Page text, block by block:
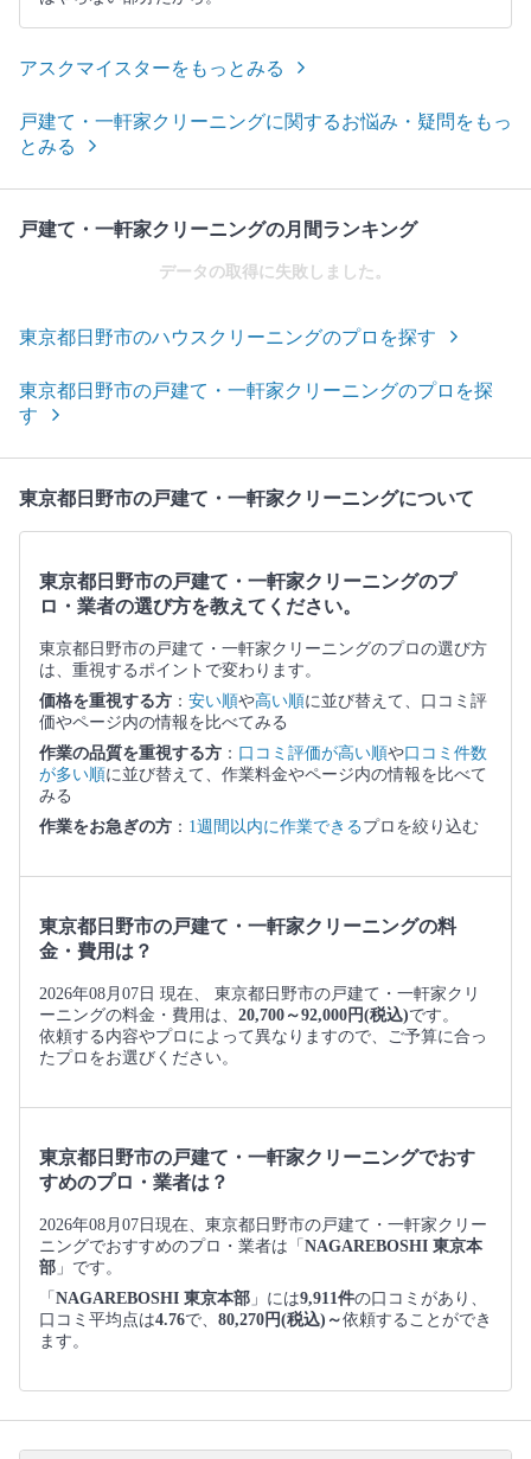
アスクマイスターをもっとみる
戸建て・一軒家クリーニングに関するお悩み・疑問をもっ
とみる
戸建て・一軒家クリーニングの月間ランキング
データの取得に失敗しました。
東京都日野市のハウスクリーニングのプロを探す
東京都日野市の戸建て・一軒家クリーニングのプロを探
す
東京都日野市の戸建て・一軒家クリーニングについて
東京都日野市の戸建て・一軒家クリーニングのプ
ロ・業者の選び方を教えてください。
東京都日野市の戸建て・一軒家クリーニングのプロの選び方
は、重視するポイントで変わります。
価格を重視する方 ： 安い順や高い順に並び替えて、口コミ評
価やページ内の情報を比べてみる
作業の品質を重視する方 ： 口コミ評価が高い順や口コミ件数
が多い順に並び替えて、作業料金やページ内の情報を比べて
みる
作業をお急ぎの方 ： 1週間以内に作業できるプロを絞り込む
東京都日野市の戸建て・一軒家クリーニングの料
金・費用は？
2026年08月07日 現在、 東京都日野市の戸建て・一軒家クリ
ーニングの料金・費用は、 20,700～92,000円(税込)です。
依頼する内容やプロによって異なりますので、ご予算に合っ
たプロをお選びください。
東京都日野市の戸建て・一軒家クリーニングでおす
すめのプロ・業者は？
2026年08月07日現在、東京都日野市の戸建て・一軒家クリー
ニングでおすすめのプロ・業者は「 NAGAREBOSHI 東京本
部 」です。
「 NAGAREBOSHI 東京本部 」には9,911件の口コミがあり、
口コミ平均点は4.76で、 80,270円(税込)～依頼することができ
ます。